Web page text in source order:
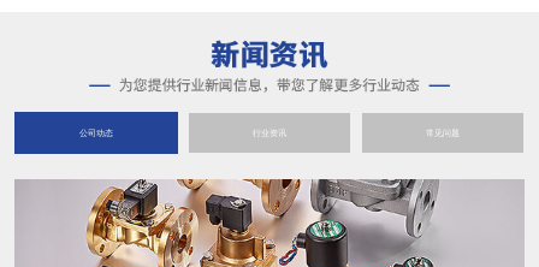
公司动态 行业资讯 常见问题